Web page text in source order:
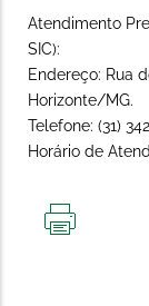
Atendimento
SIC):
Endereço: Rua
Horizonte/MG.
Telefone: (31)
Horário de